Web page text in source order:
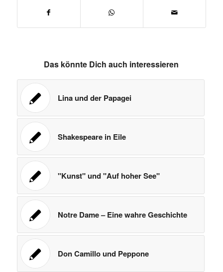
Das könnte Dich auch interessieren
Lina und der Papagei
Shakespeare in Eile
"Kunst" und "Auf hoher See"
Notre Dame – Eine wahre Geschichte
Don Camillo und Peppone